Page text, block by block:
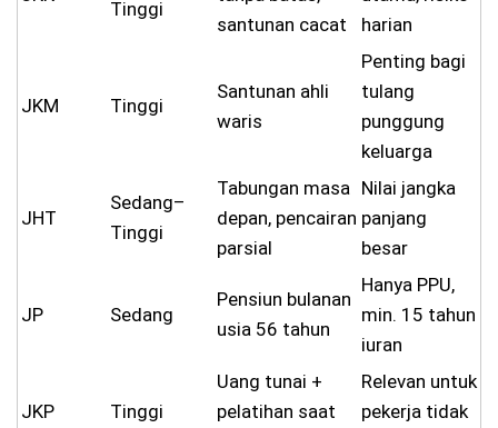
Tinggi
santunan cacat
harian
JKM Tinggi
Santunan ahli
waris
Penting bagi
tulang
punggung
keluarga
JHT
Sedang–
Tinggi
Tabungan masa
depan, pencairan
parsial
Nilai jangka
panjang
besar
JP Sedang
Pensiun bulanan
usia 56 tahun
Hanya PPU,
min. 15 tahun
iuran
JKP Tinggi
Uang tunai +
pelatihan saat
Relevan untuk
pekerja tidak